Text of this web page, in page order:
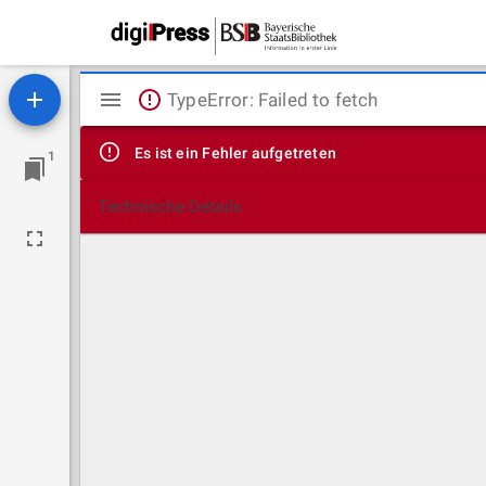
1
Mirador
Viewer
TypeError: Failed to fetch
Es ist ein Fehler aufgetreten
Technische Details